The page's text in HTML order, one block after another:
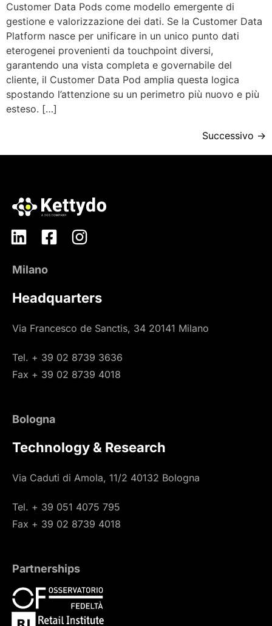
Customer Data Pods come modello emergente di
gestione e valorizzazione dei dati. Se la Customer Data
Platform nasce per unificare in un unico punto dati
eterogenei provenienti da touchpoint diversi,
garantendo una vista completa e governabile del
cliente, il Customer Data Pod amplia questa logica
spostando l’attenzione su un perimetro più nuovo e più
esteso. […]
Successivo →
Milano
Headquarters
Via Francesco de Sanctis, 34 20141 Milano
Tel. + 39 02 8739 3636
Fax + 39 02 8739 4018
Bologna
Technology & Research
Via Caduti di Amola, 11/2 40132 Bologna
Tel. + 39 051 4075 795
Fax + 39 02 8739 4018
Partnerships